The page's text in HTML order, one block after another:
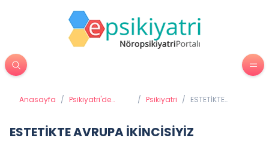
Anasayfa / Psikiyatri'de
/ Psikiyatri / ESTETİKTE
ESTETİKTE AVRUPA İKİNCİSİYİZ